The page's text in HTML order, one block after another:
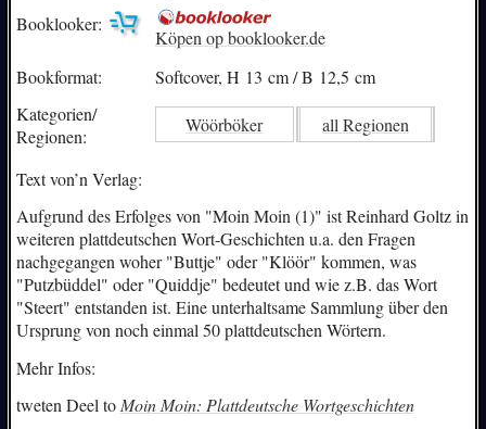
Booklooker:
Köpen op booklooker.de
Bookformat:
Softcover, H 13 cm / B 12,5 cm
Kategorien/
Regionen:
Wöörböker all Regionen
Text von’n Verlag:
Aufgrund des Erfolges von "Moin Moin (1)" ist Reinhard Goltz in
weiteren plattdeutschen Wort-Geschichten u.a. den Fragen
nachgegangen woher "Buttje" oder "Klöör" kommen, was
"Putzbüddel" oder "Quiddje" bedeutet und wie z.B. das Wort
"Steert" entstanden ist. Eine unterhaltsame Sammlung über den
Ursprung von noch einmal 50 plattdeutschen Wörtern.
Mehr Infos:
tweten Deel to Moin Moin: Plattdeutsche Wortgeschichten